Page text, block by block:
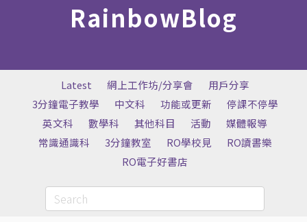
RainbowBlog
Latest 網上工作坊/分享會
用戶分享
3分鐘電子教學
中文科 功能或更新
停課不停學
英文科
數學科 其他科目 活動
媒體報導
常識通識科
3分鐘教室 RO學校見
RO讀書樂
RO電子好書店